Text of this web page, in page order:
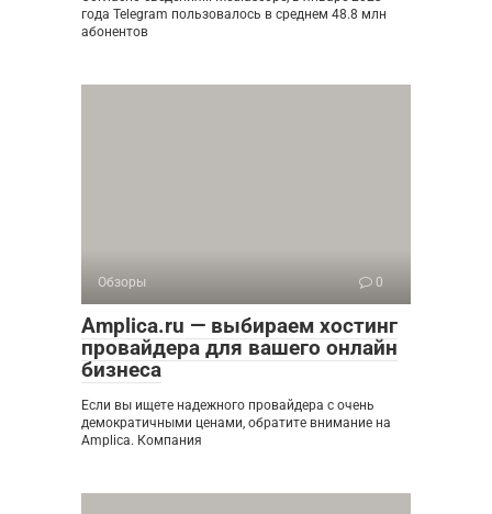
года Telegram пользовалось в среднем 48.8 млн
абонентов
Обзоры 0
Amplica.ru — выбираем хостинг
провайдера для вашего онлайн
бизнеса
Если вы ищете надежного провайдера с очень
демократичными ценами, обратите внимание на
Amplica. Компания